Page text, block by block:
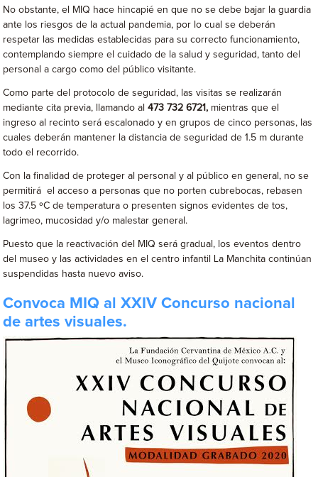
No obstante, el MIQ hace hincapié en que no se debe bajar la guardia
ante los riesgos de la actual pandemia, por lo cual se deberán
respetar las medidas establecidas para su correcto funcionamiento,
contemplando siempre el cuidado de la salud y seguridad, tanto del
personal a cargo como del público visitante.
Como parte del protocolo de seguridad, las visitas se realizarán
mediante cita previa, llamando al473 732 6721, mientras que el
ingreso al recinto será escalonado y en grupos de cinco personas, las
cuales deberán mantener la distancia de seguridad de 1.5 m durante
todo el recorrido.
Con la finalidad de proteger al personal y al público en general, no se
permitirá el acceso a personas que no porten cubrebocas, rebasen
los 37.5 ºC de temperatura o presenten signos evidentes de tos,
lagrimeo, mucosidad y/o malestar general.
Puesto que la reactivación del MIQ será gradual, los eventos dentro
del museo y las actividades en el centro infantil La Manchita continúan
suspendidas hasta nuevo aviso.
Convoca MIQ al XXIV Concurso nacional
de artes visuales.